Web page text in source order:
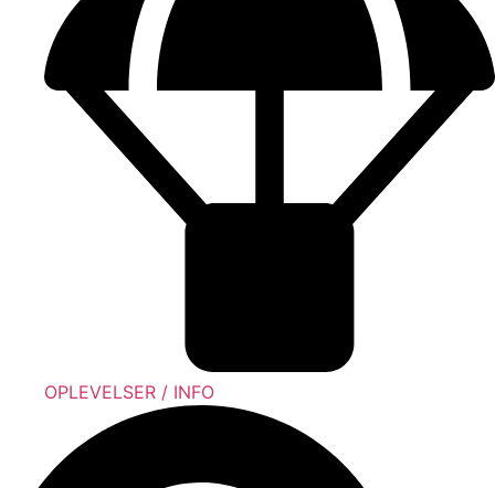
OPLEVELSER / INFO